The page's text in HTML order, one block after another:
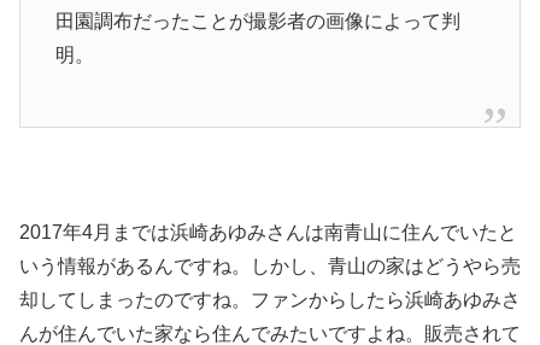
田園調布だったことが撮影者の画像によって判
明。
2017年4月までは浜崎あゆみさんは南青山に住んでいたと
いう情報があるんですね。しかし、青山の家はどうやら売
却してしまったのですね。ファンからしたら浜崎あゆみさ
んが住んでいた家なら住んでみたいですよね。販売されて